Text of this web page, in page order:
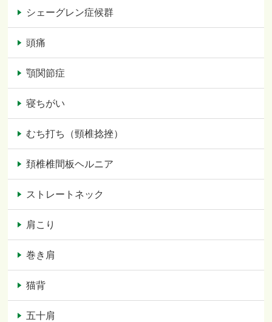
シェーグレン症候群
頭痛
顎関節症
寝ちがい
むち打ち（頸椎捻挫）
頚椎椎間板ヘルニア
ストレートネック
肩こり
巻き肩
猫背
五十肩